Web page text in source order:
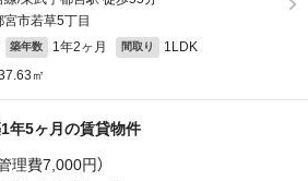
市若草5丁目
築年数 1年2ヶ月 間取り 1LDK
㎡
年5ヶ月の賃貸物件
管理費7,000円）